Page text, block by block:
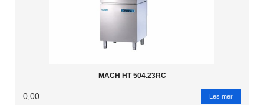
MACH HT 504.23RC
0,00 Les mer